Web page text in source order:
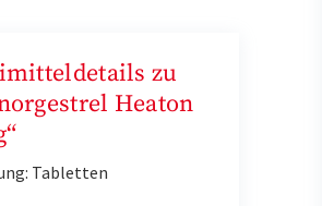
zu
Heaton
Tabletten